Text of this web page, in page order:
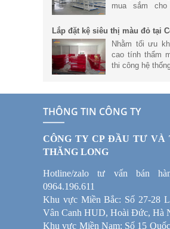
mua sắm
xuất và lắp đặt
Lắp đặt kệ siêu thị màu đỏ tại
Phong
Nhằm tối ưu
cao tính thẩm
thi công hệ
THÔNG TIN CÔNG TY
CÔNG TY CP ĐẦU TƯ VÀ
THĂNG LONG
Hotline/zalo tư vấn bán
0964.196.611
Khu vực Miền Bắc: Số 27-28
Vân Canh HUD, Hoài Đức, Hà
Khu vực Miền Nam: Số 15